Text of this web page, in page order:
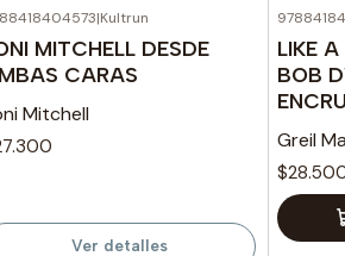
Agotado |Kultrun
MITCHELL DESDE
CARAS
Mitchell
Ver detalles
LIKE
BOB
Greil